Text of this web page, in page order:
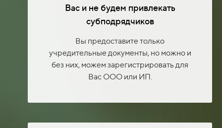
Вас и не будем привлекать
субподрядчиков
Вы предоставите только
учредительные документы, но можно и
без них, можем зарегистрировать для
Вас ООО или ИП.